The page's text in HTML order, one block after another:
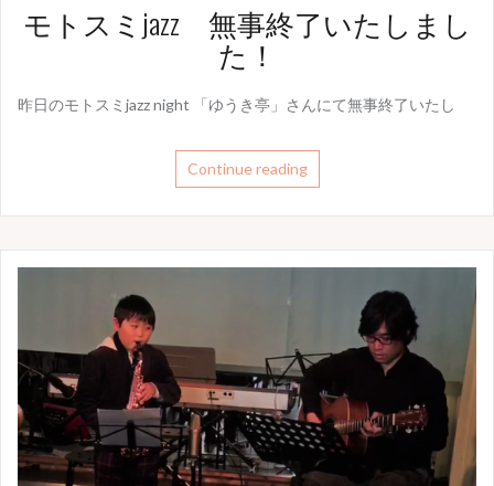
モトスミjazz 無事終了いたしまし
た！
昨日のモトスミjazz night 「ゆうき亭」さんにて無事終了いたし
Continue reading